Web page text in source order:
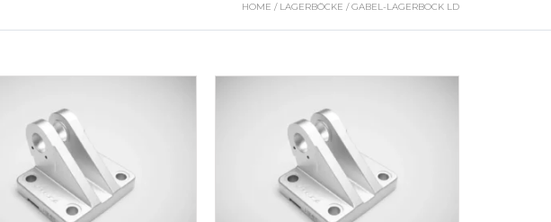
HOME / LAGERBÖCKE / GABEL-LAGERBOCK LD